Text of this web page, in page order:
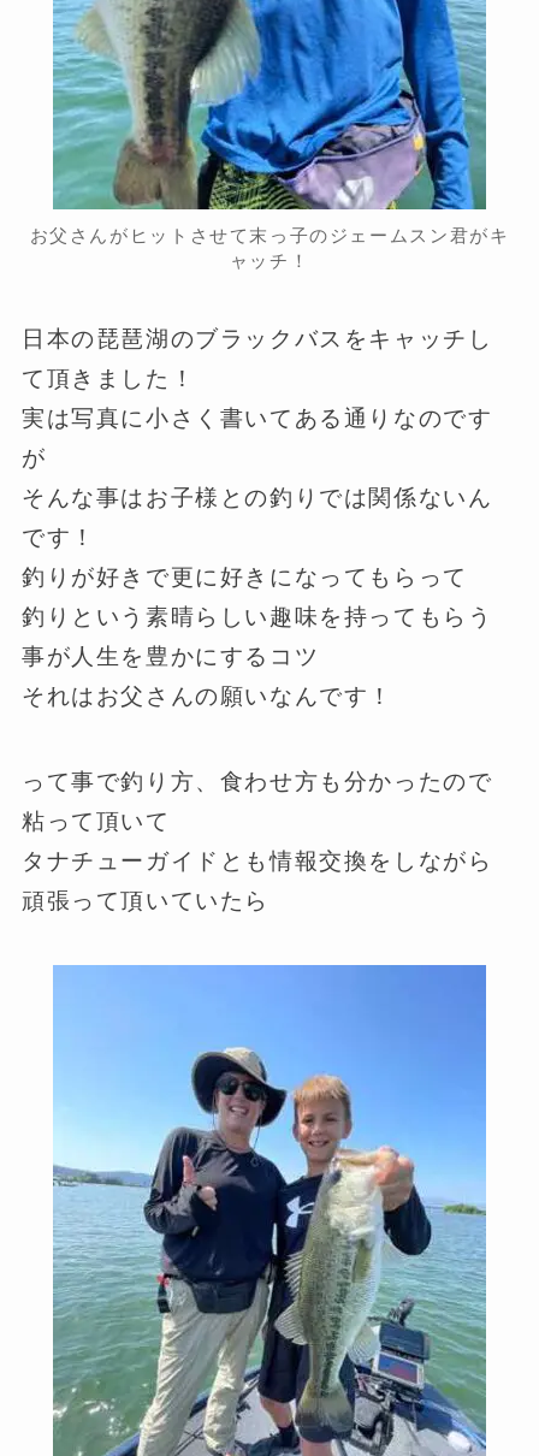
お父さんがヒットさせて末っ子のジェームスン君がキ
ャッチ！
日本の琵琶湖のブラックバスをキャッチし
て頂きました！
実は写真に小さく書いてある通りなのです
が
そんな事はお子様との釣りでは関係ないん
です！
釣りが好きで更に好きになってもらって
釣りという素晴らしい趣味を持ってもらう
事が人生を豊かにするコツ
それはお父さんの願いなんです！
って事で釣り方、食わせ方も分かったので
粘って頂いて
タナチューガイドとも情報交換をしながら
頑張って頂いていたら